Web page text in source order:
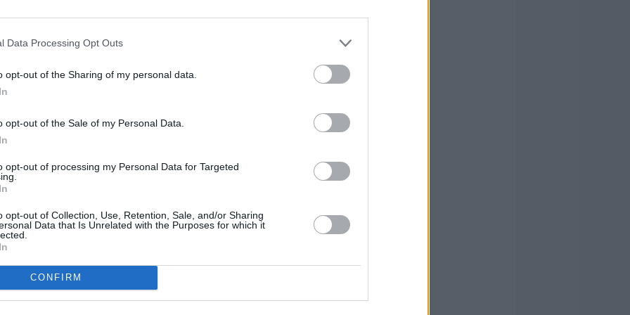
Data Processing Opt Outs
opt-out of the Sharing of my personal data.
opt-out of the Sale of my Personal Data.
opt-out of processing my Personal Data for Targeted
opt-out of Collection, Use, Retention, Sale, and/or Sharing
Data that Is Unrelated with the Purposes for which it
CONFIRM
equipo se siente muy seguro en casa. Creo que
la del año pasado, con más posibilidades y con
El entrenador tiene la posibilidad de elegir la
de recursos suficientes”, explica. Por todo
será una de las principales referencias de la
así, no pierde la perspectiva y deja claro que lo
al ascenso. “Debemos seguir en la dinámica
concluye. La próxima cita liguera del
once y media, ante el Español de Alquián, un
en el campo del Malagueño (7-0).